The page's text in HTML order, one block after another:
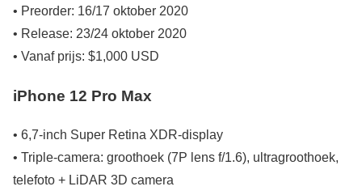
• Preorder: 16/17 oktober 2020
• Release: 23/24 oktober 2020
• Vanaf prijs: $1,000 USD
iPhone 12 Pro Max
• 6,7-inch Super Retina XDR-display
• Triple-camera: groothoek (7P lens f/1.6), ultragroothoek,
telefoto + LiDAR 3D camera